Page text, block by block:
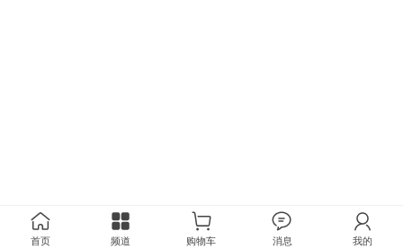
首页 频道 购物车 消息 我的